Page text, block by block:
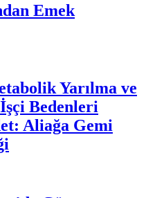
Emek
Yarılma ve
Bedenleri
Aliağa Gemi